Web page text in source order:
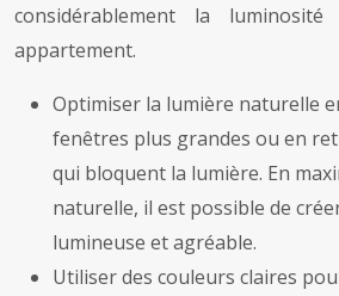
considérablement la luminosité
appartement.
Optimiser la lumière naturelle
fenêtres plus grandes ou en
qui bloquent la lumière. En
naturelle, il est possible de
lumineuse et agréable.
Utiliser des couleurs claires